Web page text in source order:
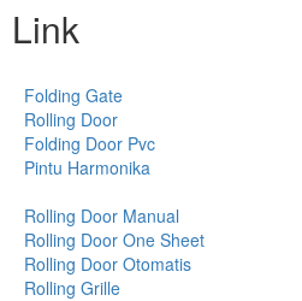
Link
Folding Gate
Rolling Door
Folding Door Pvc
Pintu Harmonika
Rolling Door Manual
Rolling Door One Sheet
Rolling Door Otomatis
Rolling Grille